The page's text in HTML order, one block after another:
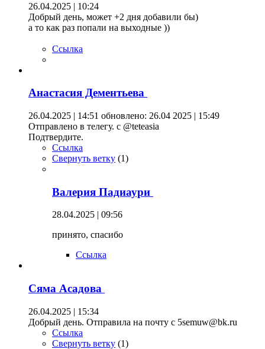
26.04.2025 | 10:24
Добрый день, может +2 дня добавили бы)
а то как раз попали на выходные ))
Ссылка
Анастасия Дементьева
26.04.2025 | 14:51 обновлено: 26.04 2025 | 15:49
Отправлено в телегу. с @teteasia
Подтвердите.
Ссылка
Свернуть ветку (1)
Валерия Падиаури
28.04.2025 | 09:56
принято, спасибо
Ссылка
Сяма Асадова
26.04.2025 | 15:34
Добрый день. Отправила на почту с 5semuw@bk.ru
Ссылка
Свернуть ветку (1)